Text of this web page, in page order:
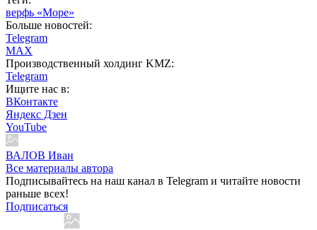
верфь «Море»
Больше новостей:
Telegram
MAX
Производственный холдинг KMZ:
Telegram
Ищите нас в:
ВКонтакте
Яндекс Дзен
YouTube
ВАЛОВ Иван
Все материалы автора
Подписывайтесь на наш канал в Telegram и читайте новости
раньше всех!
Подписаться